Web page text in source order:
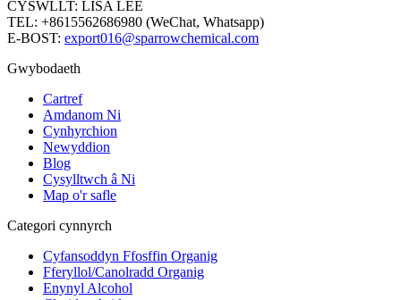
CYSWLLT: LISA LEE
TEL: +8615562686980 (WeChat, Whatsapp)
E-BOST: export016@sparrowchemical.com
Gwybodaeth
Cartref
Amdanom Ni
Cynhyrchion
Newyddion
Blog
Cysylltwch â Ni
Map o'r safle
Categori cynnyrch
Cyfansoddyn Ffosffin Organig
Fferyllol/Canolradd Organig
Enynyl Alcohol